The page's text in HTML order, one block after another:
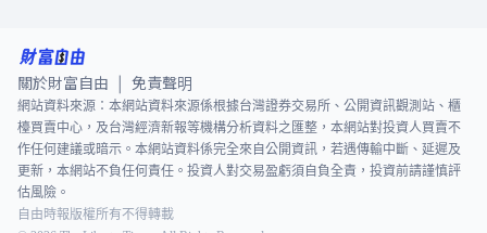
關於財富自由 免責聲明
網站資料來源：本網站資料來源係根據台灣證券交易所、公開資訊觀測站、櫃
檯買賣中心，及台灣經濟新報等機構分析資料之匯整，本網站對投資人買賣不
作任何建議或暗示。本網站資料係完全來自公開資訊，若遇傳輸中斷、延遲及
更新，本網站不負任何責任。投資人對交易盈虧須自負全責，投資前請謹慎評
估風險。
自由時報版權所有不得轉載